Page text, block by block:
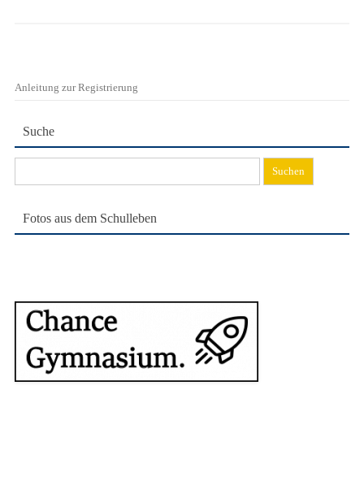
Anleitung zur Registrierung
Suche
nach:
Fotos aus dem Schulleben